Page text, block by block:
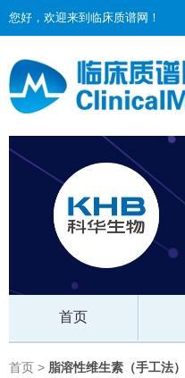
您好，欢迎来到临床质谱网！
首页
首页 > 脂溶性维生素（手工法）